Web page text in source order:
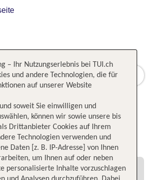
Gardens
Großbritannien
Angebote und Preise
– Ihr Nutzungserlebnis bei TUI.ch
und andere Technologien, die für
auf unserer Website
soweit Sie einwilligen und
können wir sowie unsere bis
Drittanbieter Cookies auf Ihrem
Technologien verwenden und
Daten [z. B. IP-Adresse] von Ihnen
um Ihnen auf oder neben
personalisierte Inhalte vorzuschlagen